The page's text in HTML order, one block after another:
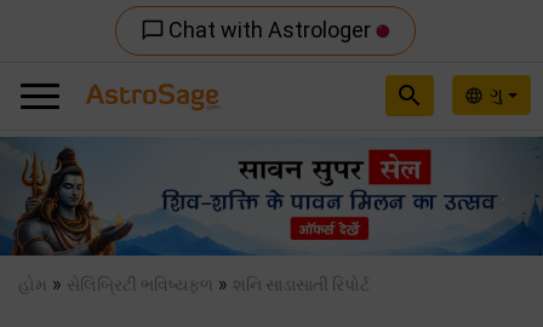
chat_bubble_outline Chat with Astrologer
language ગુ
search
Previous
હોમ » સેલિબ્રિટી ભવિષ્યફળ » શનિ સાડાસાતી રિપોર્ટ